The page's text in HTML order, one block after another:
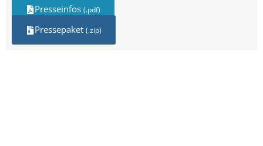
Presseinfos (.pdf)
Pressepaket (.zip)